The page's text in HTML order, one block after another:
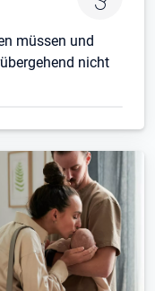
müssen und
nicht